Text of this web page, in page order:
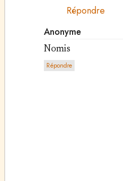
Répondre
Anonyme
Nomis
Répondre